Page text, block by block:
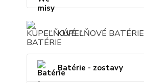
KÚPEĽŇOVÉ BATÉRIE
Batérie - zostavy